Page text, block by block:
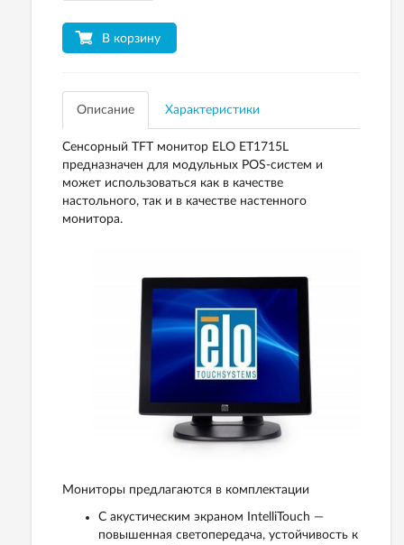
В корзину
Описание Характеристики
Сенсорный TFT монитор ELO ET1715L
предназначен для модульных POS-систем и
может использоваться как в качестве
настольного, так и в качестве настенного
монитора.
Мониторы предлагаются в комплектации
С акустическим экраном IntelliTouch —
повышенная светопередача, устойчивость к